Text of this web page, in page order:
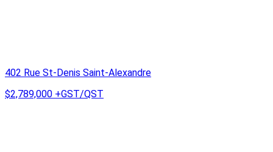
402 Rue St-Denis Saint-Alexandre
$2,789,000 +GST/QST